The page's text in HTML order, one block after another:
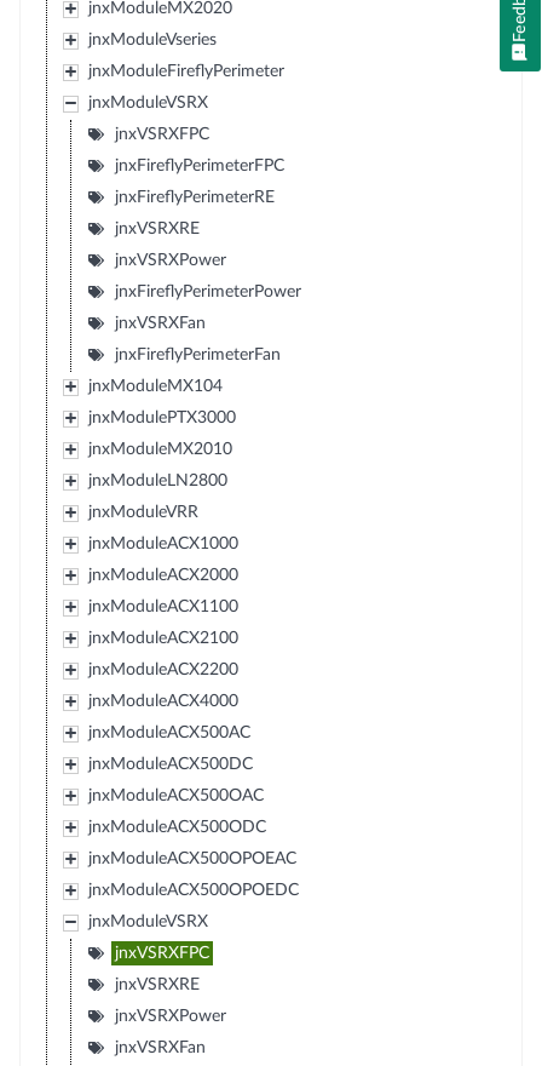
jnxModuleMX2020
jnxModuleVseries
jnxModuleFireflyPerimeter
jnxModuleVSRX
jnxVSRXFPC
jnxFireflyPerimeterFPC
jnxFireflyPerimeterRE
jnxVSRXRE
jnxVSRXPower
jnxFireflyPerimeterPower
jnxVSRXFan
jnxFireflyPerimeterFan
jnxModuleMX104
jnxModulePTX3000
jnxModuleMX2010
jnxModuleLN2800
jnxModuleVRR
jnxModuleACX1000
jnxModuleACX2000
jnxModuleACX1100
jnxModuleACX2100
jnxModuleACX2200
jnxModuleACX4000
jnxModuleACX500AC
jnxModuleACX500DC
jnxModuleACX500OAC
jnxModuleACX500ODC
jnxModuleACX500OPOEAC
jnxModuleACX500OPOEDC
jnxModuleVSRX
jnxVSRXFPC
jnxVSRXRE
jnxVSRXPower
jnxVSRXFan